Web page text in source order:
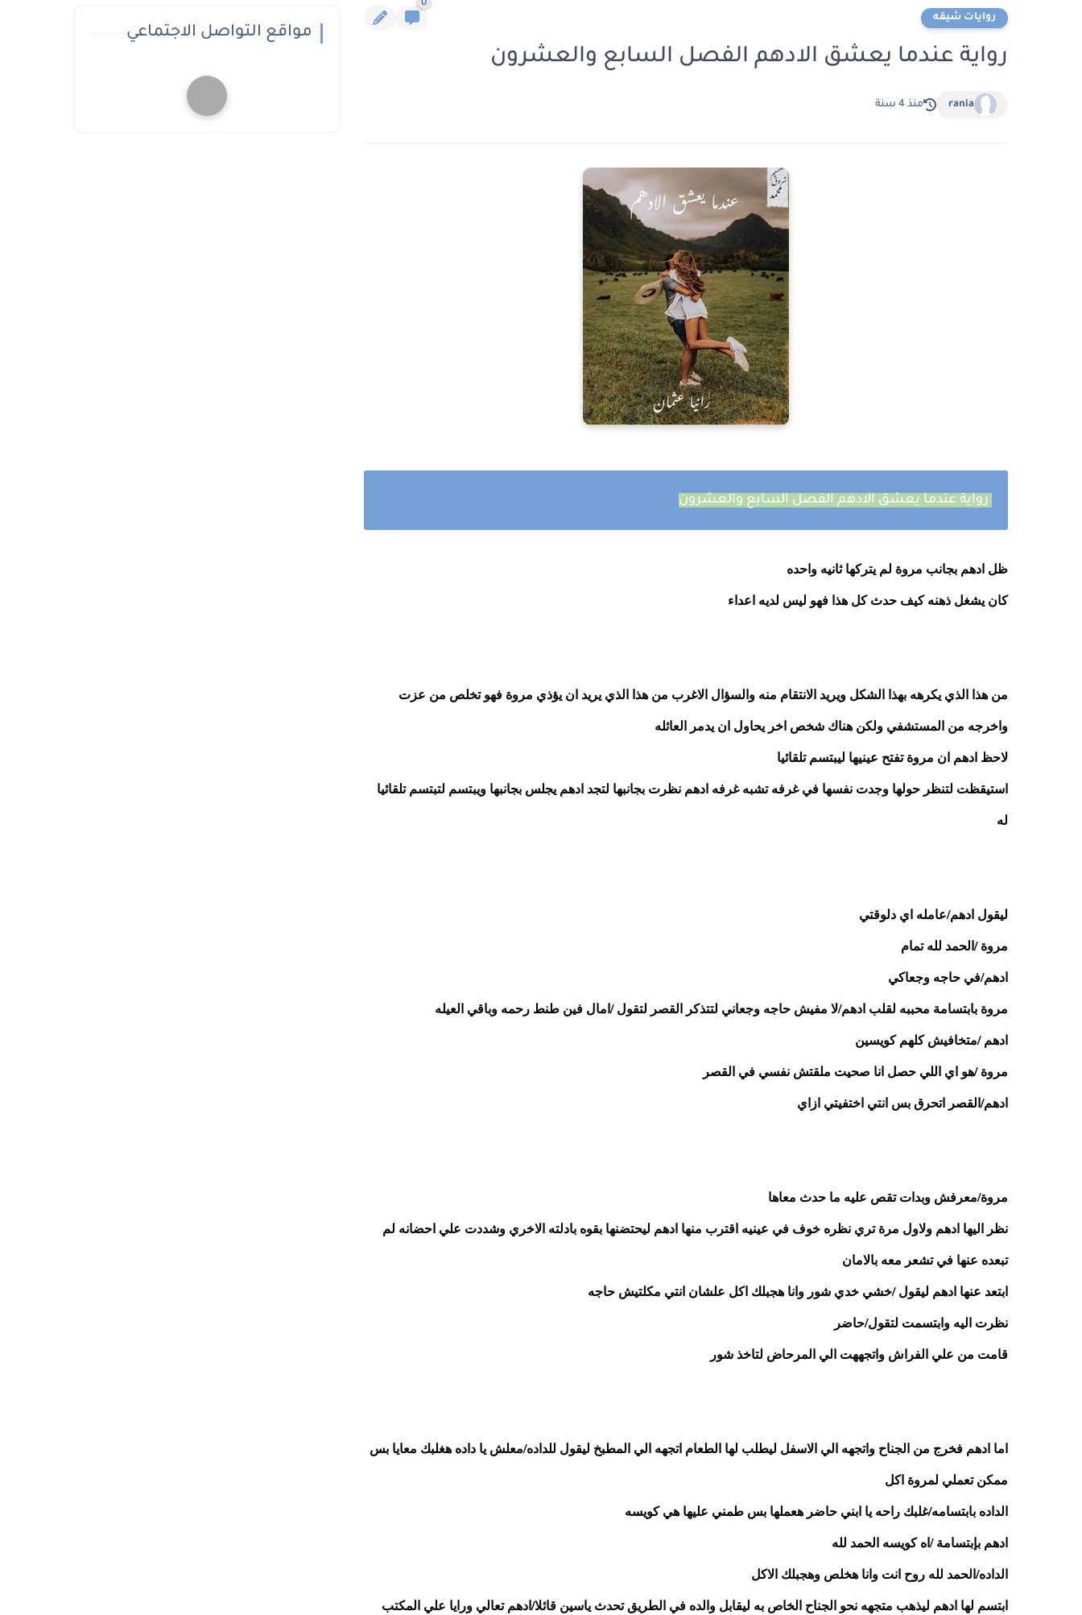
روايات شيقه
0
رواية عندما يعشق الادهم الفصل السابع والعشرون
rania منذ 4 سنة
رواية عندما يعشق الادهم الفصل السابع والعشرون
ظل ادهم بجانب مروة لم يتركها ثانيه واحده
كان يشغل ذهنه كيف حدث كل هذا فهو ليس لديه اعداء
واخرجه من المستشفي ولكن هناك شخص اخر يحاول ان يدمر العائله
لاحظ ادهم ان مروة تفتح عينيها ليبتسم تلقائيا
له
ليقول ادهم/عامله اي دلوقتي
مروة /الحمد لله تمام
ادهم/في حاجه وجعاكي
مروة بابتسامة محببه لقلب ادهم/لا مفيش حاجه وجعاني لتتذكر القصر لتقول /امال فين طنط رحمه وباقي العيله
ادهم /متخافيش كلهم كويسين
مروة /هو اي اللي حصل انا صحيت ملقتش نفسي في القصر
ادهم/القصر اتحرق بس انتي اختفيتي ازاي
مروة/معرفش وبدات تقص عليه ما حدث معاها
تبعده عنها في تشعر معه بالامان
ابتعد عنها ادهم ليقول /خشي خدي شور وانا هجبلك اكل علشان انتي مكلتيش حاجه
نظرت اليه وابتسمت لتقول/حاضر
قامت من علي الفراش واتجههت الي المرحاض لتاخذ شور
ممكن تعملي لمروة اكل
الداده بابتسامه/غلبك راحه يا ابني حاضر هعملها بس طمني عليها هي كويسه
ادهم بإبتسامة /اه كويسه الحمد لله
الداده/الحمد لله روح انت وانا هخلص وهجبلك الاكل
ابتسم لها ادهم ليذهب متجهه نحو الجناح الخاص به ليقابل والده في الطريق تحدث ياسين قائلا/ادهم تعالي ورايا علي المكتب
مواقع التواصل الاجتماعي